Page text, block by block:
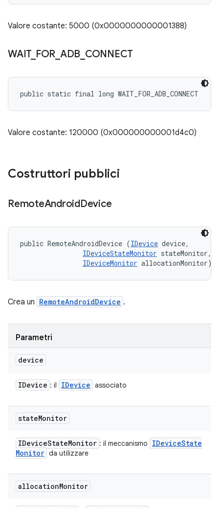
Valore costante: 5000 (0x0000000000001388)
WAIT_ FOR ADB CONNECT
public static final long WAIT_FOR_ADB_CONNECT
Valore costante: 120000 (0x000000000001d4c0)
Costruttori pubblici
RemoteAndroidDevice
public RemoteAndroidDevice (IDevice device,
IDeviceStateMonitor stateMonitor,
IDeviceMonitor allocationMonitor)
Crea un RemoteAndroidDevice .
Parametri
device
IDevice : il IDevice associato
stateMonitor
IDeviceStateMonitor : il meccanismo IDeviceState
Monitor da utilizzare
allocationMonitor